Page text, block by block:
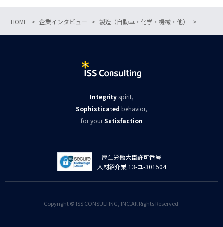
HOME 企業インタビュー 製造（自動車・化学・機械・他）
Integrityspirit,
Sophisticated behavior,
for yourSatisfaction
厚生労働大臣許可番号
人材紹介業 13-ユ-301504
Copyright © ISS CONSULTING, INC.All Rights Reserved.